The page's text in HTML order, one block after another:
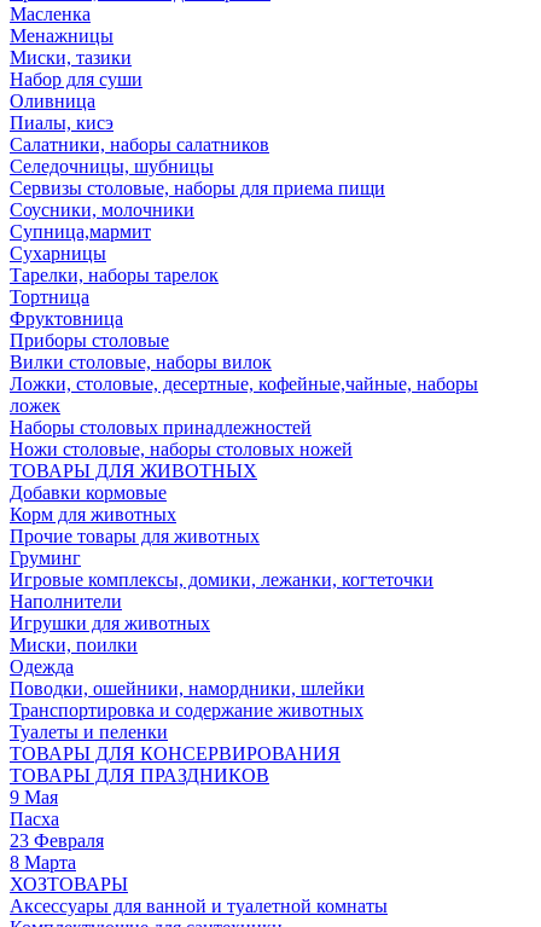
Масленка
Менажницы
Миски, тазики
Набор для суши
Оливница
Пиалы, кисэ
Салатники, наборы салатников
Селедочницы, шубницы
Сервизы столовые, наборы для приема пищи
Соусники, молочники
Супница,мармит
Сухарницы
Тарелки, наборы тарелок
Тортница
Фруктовница
Приборы столовые
Вилки столовые, наборы вилок
Ложки, столовые, десертные, кофейные,чайные, наборы
ложек
Наборы столовых принадлежностей
Ножи столовые, наборы столовых ножей
ТОВАРЫ ДЛЯ ЖИВОТНЫХ
Добавки кормовые
Корм для животных
Прочие товары для животных
Груминг
Игровые комплексы, домики, лежанки, когтеточки
Наполнители
Игрушки для животных
Миски, поилки
Одежда
Поводки, ошейники, намордники, шлейки
Транспортировка и содержание животных
Туалеты и пеленки
ТОВАРЫ ДЛЯ КОНСЕРВИРОВАНИЯ
ТОВАРЫ ДЛЯ ПРАЗДНИКОВ
9 Мая
Пасха
23 Февраля
8 Марта
ХОЗТОВАРЫ
Аксессуары для ванной и туалетной комнаты